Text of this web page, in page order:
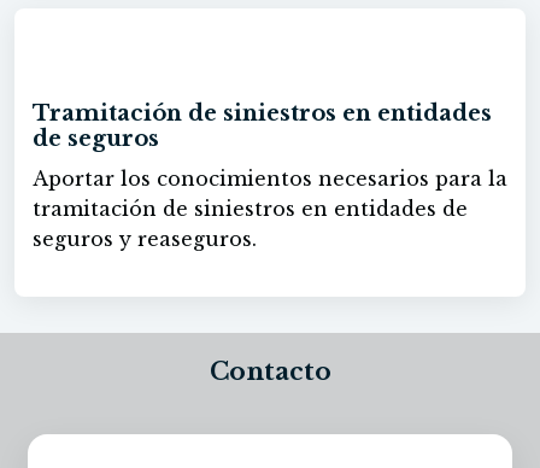
Tramitación de siniestros en entidades
de seguros
Aportar los conocimientos necesarios para la
tramitación de siniestros en entidades de
seguros y reaseguros.
Contacto